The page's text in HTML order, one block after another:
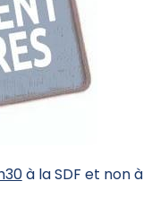
à la SDF et non